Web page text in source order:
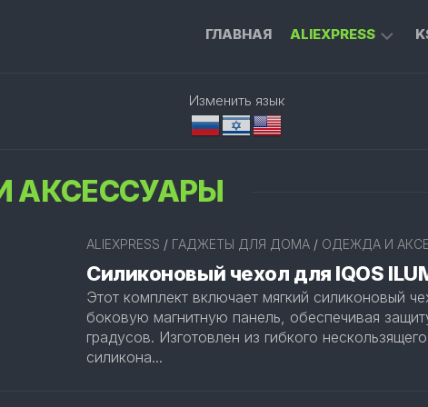
ГЛАВНАЯ ALIEXPRESS
ПРИСТАВКА
ДЛЯ
ТЕЛЕВИЗОРА
ДОМ
Изменить язык
АКСЕССУАРЫ
ALIEXPRESS / ГАДЖЕТЫ ДЛЯ ДОМА / ОДЕЖДА И
Силиконовый чехол для IQOS
Этот комплект включает мягкий силиконовый
боковую магнитную панель, обеспечивая
градусов. Изготовлен из гибкого нескользящего
силикона...